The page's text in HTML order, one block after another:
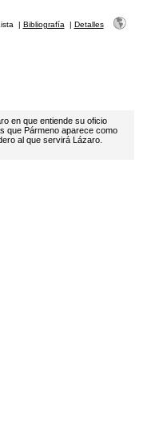
| Bibliografía | Detalles
en que entiende su oficio
que Pármeno aparece como
al que servirá Lázaro.